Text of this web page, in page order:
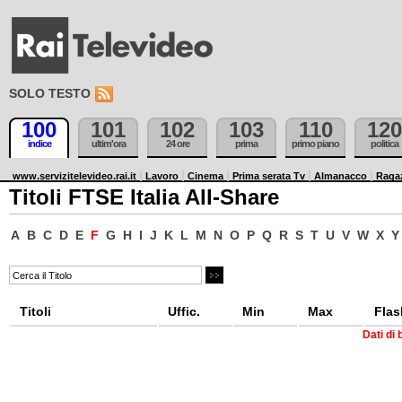
SOLO TESTO
100
indice
101
ultim'ora
102
24 ore
103
prima
110
primo piano
120
politica
www.servizitelevideo.rai.it Lavoro Cinema Prima serata Tv Almanacco
Titoli FTSE Italia All-Share
A B C D E F G H I J K L M N O P Q R S T U V W X Y
Titoli Uffic. Min Max
Dati di